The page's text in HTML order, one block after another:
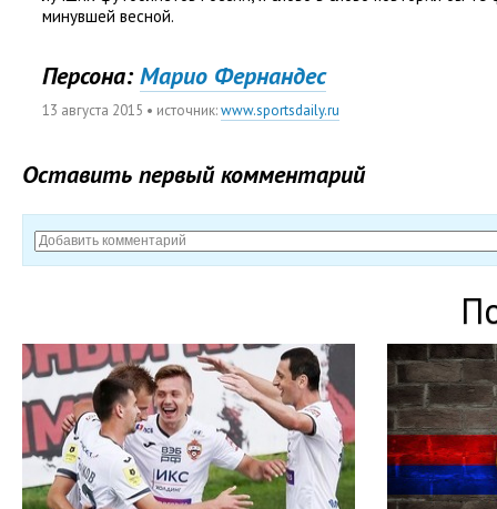
минувшей весной.
Персона: Марио Фернандес
13 августа 2015 • источник:www.sportsdaily.ru
Оставить первый комментарий